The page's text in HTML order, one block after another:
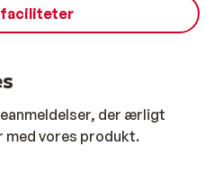
faciliteter
der ærligt
med vores produkt.